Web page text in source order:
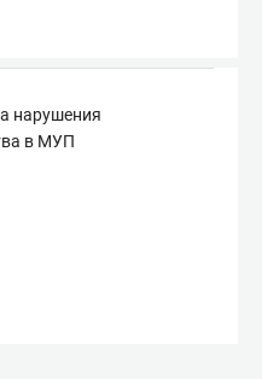
нарушения
в МУП